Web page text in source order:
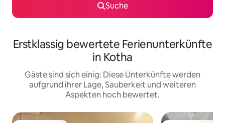
Suche
Erstklassig bewertete Ferienunterkünfte
in Kotha
Gäste sind sich einig: Diese Unterkünfte werden
aufgrund ihrer Lage, Sauberkeit und weiteren
Aspekten hoch bewertet.